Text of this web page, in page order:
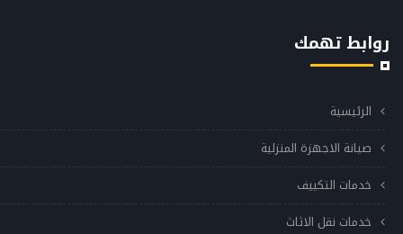
روابط تهمك
الرئيسية
صيانة الاجهزة المنزلية
خدمات التكييف
خدمات نقل الاثاث